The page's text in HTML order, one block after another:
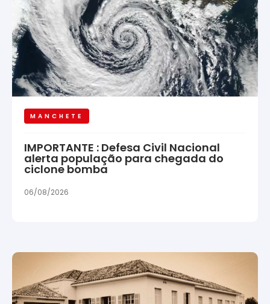
MANCHETE
IMPORTANTE : Defesa Civil Nacional
alerta população para chegada do
ciclone bomba
06/08/2026